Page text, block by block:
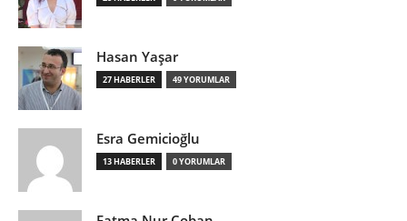
Hasan Yaşar
27 HABERLER 49 YORUMLAR
Esra Gemicioğlu
13 HABERLER 0 YORUMLAR